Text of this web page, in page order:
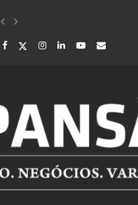
PELO SEBRAE RS SÃO